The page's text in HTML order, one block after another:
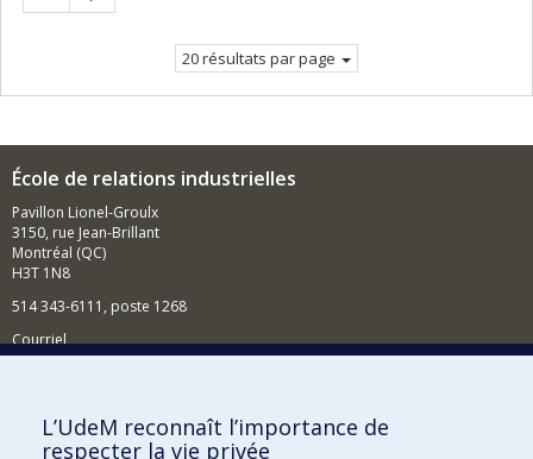
suivante
20 résultats par page
École de relations industrielles
Pavillon Lionel-Groulx
3150, rue Jean-Brillant
Montréal (QC)
H3T 1N8
514 343-6111, poste 1268
Courriel
Comment soutenir l'École?
L’UdeM reconnaît l’importance de
respecter la vie privée